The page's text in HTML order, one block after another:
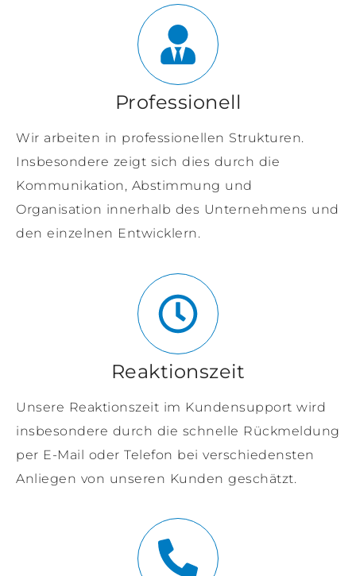
Professionell
Wir arbeiten in professionellen Strukturen.
Insbesondere zeigt sich dies durch die
Kommunikation, Abstimmung und
Organisation innerhalb des Unternehmens und
den einzelnen Entwicklern.
Reaktionszeit
Unsere Reaktionszeit im Kundensupport wird
insbesondere durch die schnelle Rückmeldung
per E-Mail oder Telefon bei verschiedensten
Anliegen von unseren Kunden geschätzt.